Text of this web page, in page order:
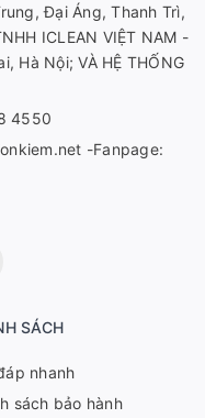
Đại Áng, Thanh Trì,
ICLEAN VIỆT NAM -
Hà Nội; VÀ HỆ THỐNG
4550
-Fanpage:
SÁCH
nhanh
sách bảo hành